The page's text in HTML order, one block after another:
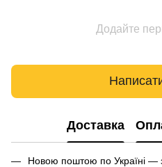
Додайте
Доставка
Новою поштою по Україні —